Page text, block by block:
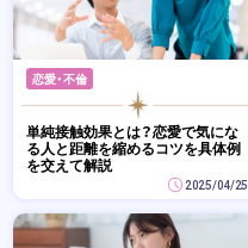
恋愛・不倫
単純接触効果とは？恋愛で気にな
る人と距離を縮めるコツを具体例
を交えて解説
2025/04/25